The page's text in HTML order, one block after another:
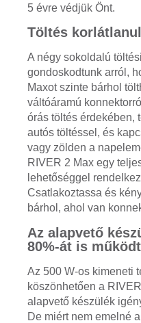
5 évre védjük Önt.
Töltés
A négy sokoldalú
gondoskodtunk arról,
Maxot szinte bárhol
váltóáramú
órás töltés érdekében,
autós töltéssel, és
vagy zölden a
RIVER 2 Max egy
lehetőséggel
Csatlakoztassa és
bárhol, ahol van
Az alapvető
80%-át is
Az 500 W-os kimeneti
köszönhetően a
alapvető készülék
De miért nem emelné